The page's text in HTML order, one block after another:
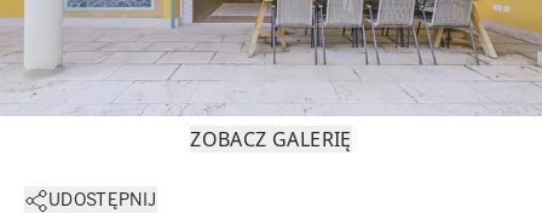
ZOBACZ GALERIĘ
UDOSTĘPNIJ